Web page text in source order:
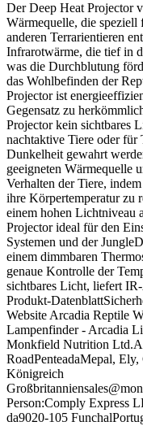
Der Deep Heat Projector
Wärmequelle, die
anderen Terrarientieren
Infrarotwärme, die tief in
was die Durchblutung
das Wohlbefinden der
Projector ist
Gegensatz zu
Projector kein sichtbares
nachtaktive Tiere oder für
Dunkelheit gewahrt
geeigneten Wärmequelle
Verhalten der Tiere,
ihre Körpertemperatur zu
einem hohen Lichtniveau
Projector ideal für den
Systemen und der
einem dimmbaren
genaue Kontrolle der
sichtbares Licht, liefert
Produkt-
Website Arcadia Reptile
Lampenfinder - Arcadia
Monkfield Nutrition
RoadPenteadaMepal,
Königreich
Person:Comply Express
da9020-105